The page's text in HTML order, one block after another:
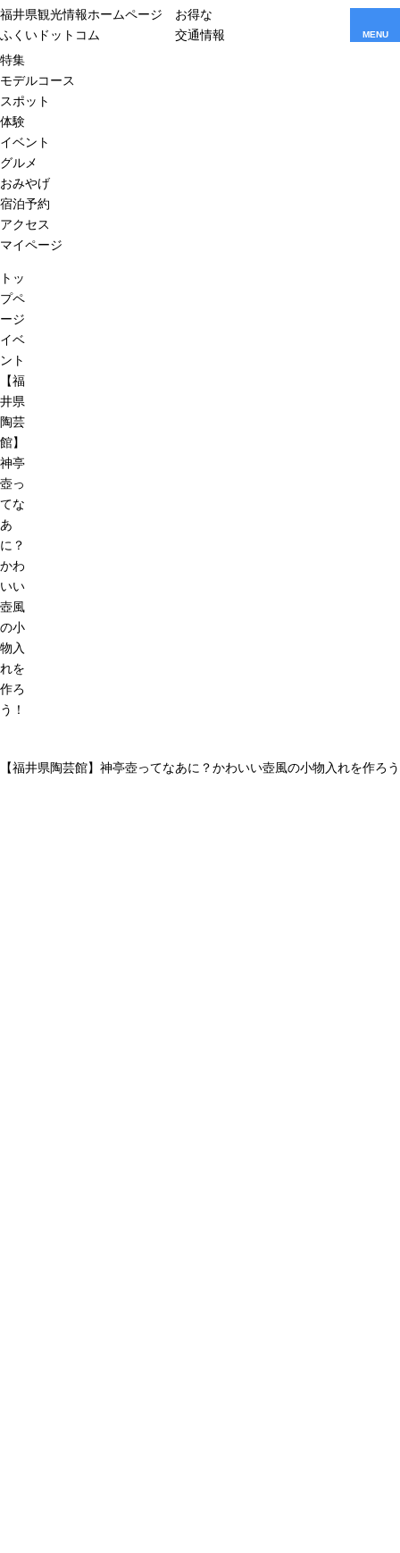
福井県観光情報ホームページ
ふくいドットコム
お得な
交通情報
MENU
特集
モデルコース
スポット
体験
イベント
グルメ
おみやげ
宿泊予約
アクセス
マイページ
トッ
プペ
ージ
イベ
ント
【福
井県
陶芸
館】
神亭
壺っ
てな
あ
に？
かわ
いい
壺風
の小
物入
れを
作ろ
う！
【福井県陶芸館】神亭壺ってなあに？かわいい壺風の小物入れを作ろ